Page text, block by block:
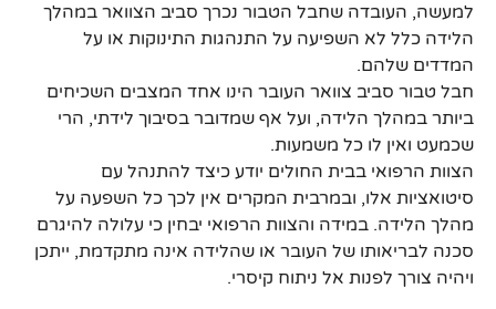
למעשה, העובדה שחבל הטבור נכרך סביב הצוואר במהלך
הלידה כלל לא השפיעה על התנהגות התינוקות או על
המדדים שלהם.
חבל טבור סביב צוואר העובר הינו אחד המצבים השכיחים
ביותר במהלך הלידה, ועל אף שמדובר בסיבוך לידתי, הרי
שכמעט ואין לו כל משמעות.
הצוות הרפואי בבית החולים יודע כיצד להתנהל עם
סיטואציות אלו, ובמרבית המקרים אין לכך כל השפעה על
מהלך הלידה. במידה והצוות הרפואי יבחין כי עלולה להיגרם
סכנה לבריאותו של העובר או שהלידה אינה מתקדמת, ייתכן
ויהיה צורך לפנות אל ניתוח קיסרי.